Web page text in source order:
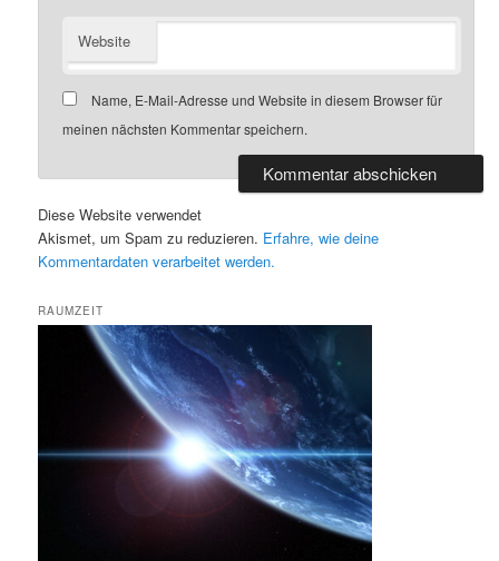
Website
Name, E-Mail-Adresse und Website in diesem Browser für
meinen nächsten Kommentar speichern.
Diese Website verwendet
Akismet, um Spam zu reduzieren. Erfahre, wie deine
Kommentardaten verarbeitet werden.
RAUMZEIT